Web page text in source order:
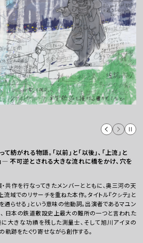
スの方へ
時のお願い
用にあたって
紡がれる物語。「以前」と「以後」、「上流」と
」― 不可逆とされる大きな流れに橋をかけ、穴を
共作を行なってきたメンバーとともに、奥三河の天
域でのリサーチを重ねた本作。タイトル『クㇱテ』と
通らせる」という意味の他動詞。出演者であるマユン
日本の鉄道敷設史上最大の難所の一つと言われた
大きな功績を残した測量士、そして旭川アイヌの
軌跡をたぐり寄せながら創作する。